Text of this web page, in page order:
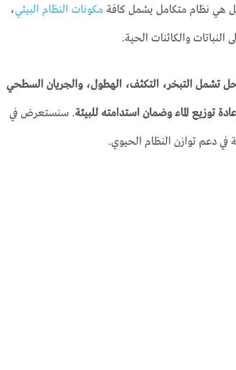
هي نظام متكامل يشمل كافة مكونات النظام البيئي،
النباتات والكائنات الحية.
تشمل التبخر، التكثف، الهطول، والجريان السطحي
توزيع الماء وضمان استدامته للبيئة. سنستعرض في
في دعم توازن النظام الحيوي.